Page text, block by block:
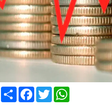
Compartilhar
Facebook
Twitter